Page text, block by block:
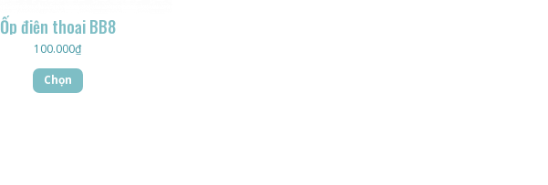
Ốp điện thoại BB8
100.000₫
Chọn